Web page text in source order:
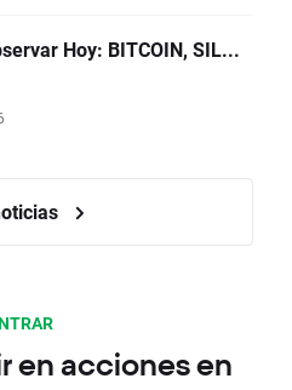
Hoy: BITCOIN, SIL...
en acciones en